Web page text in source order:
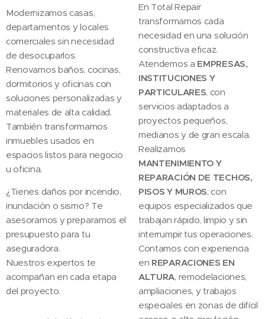
Modernizamos casas,
departamentos y locales
comerciales sin necesidad
de desocuparlos.
Renovamos baños, cocinas,
dormitorios y oficinas con
soluciones personalizadas y
materiales de alta calidad.
También transformamos
inmuebles usados en
espacios listos para negocio
u oficina.
¿Tienes daños por incendio,
inundación o sismo? Te
asesoramos y preparamos el
presupuesto para tu
aseguradora.
Nuestros expertos te
acompañan en cada etapa
del proyecto.
En Total Repair
transformamos cada
necesidad en una solución
constructiva eficaz.
Atendemos a EMPRESAS,
INSTITUCIONES Y
PARTICULARES, con
servicios adaptados a
proyectos pequeños,
medianos y de gran escala.
Realizamos
MANTENIMIENTO Y
REPARACIÓN DE TECHOS,
PISOS Y MUROS, con
equipos especializados que
trabajan rápido, limpio y sin
interrumpir tus operaciones.
Contamos con experiencia
en REPARACIONES EN
ALTURA, remodelaciones,
ampliaciones, y trabajos
especiales en zonas de difícil